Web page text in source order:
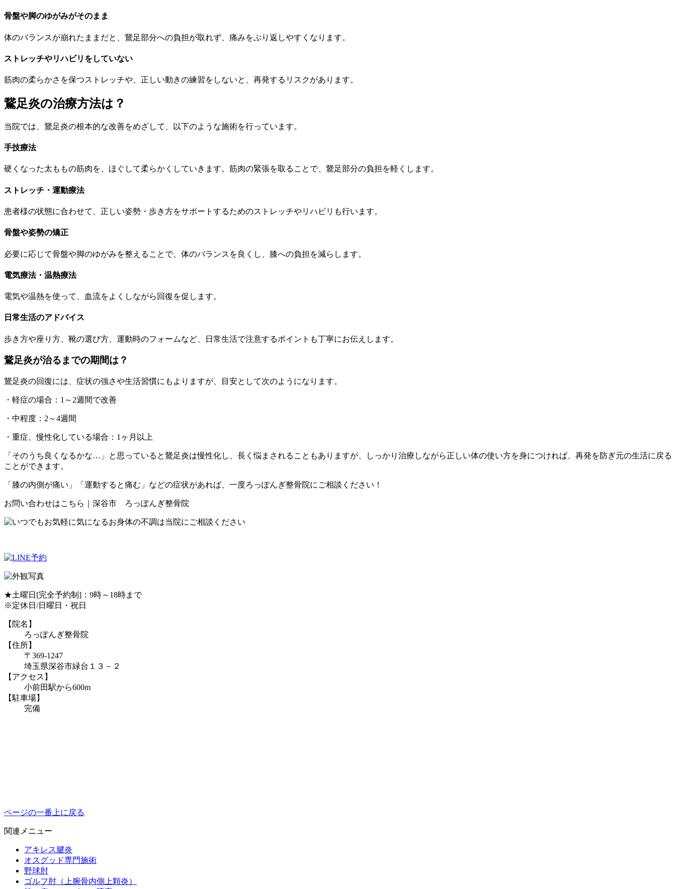
骨盤や脚のゆがみがそのまま
体のバランスが崩れたままだと、鵞足部分への負担が取れず、痛みをぶり返しやすくなります。
ストレッチやリハビリをしていない
筋肉の柔らかさを保つストレッチや、正しい動きの練習をしないと、再発するリスクがあります。
鵞足炎の治療方法は？
当院では、鵞足炎の根本的な改善をめざして、以下のような施術を行っています。
手技療法
硬くなった太ももの筋肉を、ほぐして柔らかくしていきます。筋肉の緊張を取ることで、鵞足部分の負担を軽くします。
ストレッチ・運動療法
患者様の状態に合わせて、正しい姿勢・歩き方をサポートするためのストレッチやリハビリも行います。
骨盤や姿勢の矯正
必要に応じて骨盤や脚のゆがみを整えることで、体のバランスを良くし、膝への負担を減らします。
電気療法・温熱療法
電気や温熱を使って、血流をよくしながら回復を促します。
日常生活のアドバイス
歩き方や座り方、靴の選び方、運動時のフォームなど、日常生活で注意するポイントも丁寧にお伝えします。
鵞足炎が治るまでの期間は？
鵞足炎の回復には、症状の強さや生活習慣にもよりますが、目安として次のようになりま す。
・軽症の場合：1～2週間で改善
・中程度：2～4週間
・重症、慢性化している場合：1ヶ月以上
「そのうち良くなるかな…」と思っていると鵞足炎は慢性化し、長く悩まされることもありますが、しっかり治療しながら正しい体の使い方を身につければ、再発を防ぎ元の生活に戻る
ことができます。
「膝の内側が痛い」「運動すると痛む」などの症状があれば、一度ろっぽんぎ整骨院にご相談ください！
お問い合わせはこちら｜深谷市 ろっぽんぎ整骨院
★土曜日[完全予約制]：9時～18時まで
※定休日/日曜日・祝日
【院名】
ろっぽんぎ整骨院
【住所】
〒369-1247
埼玉県深谷市緑台１３－２
【アクセス】
小前田駅から600m
【駐車場】
完備
ページの一番上に戻る
関連メニュー
アキレス腱炎
オスグッド専門施術
野球肘
ゴルフ肘（上腕骨内側上顆炎）